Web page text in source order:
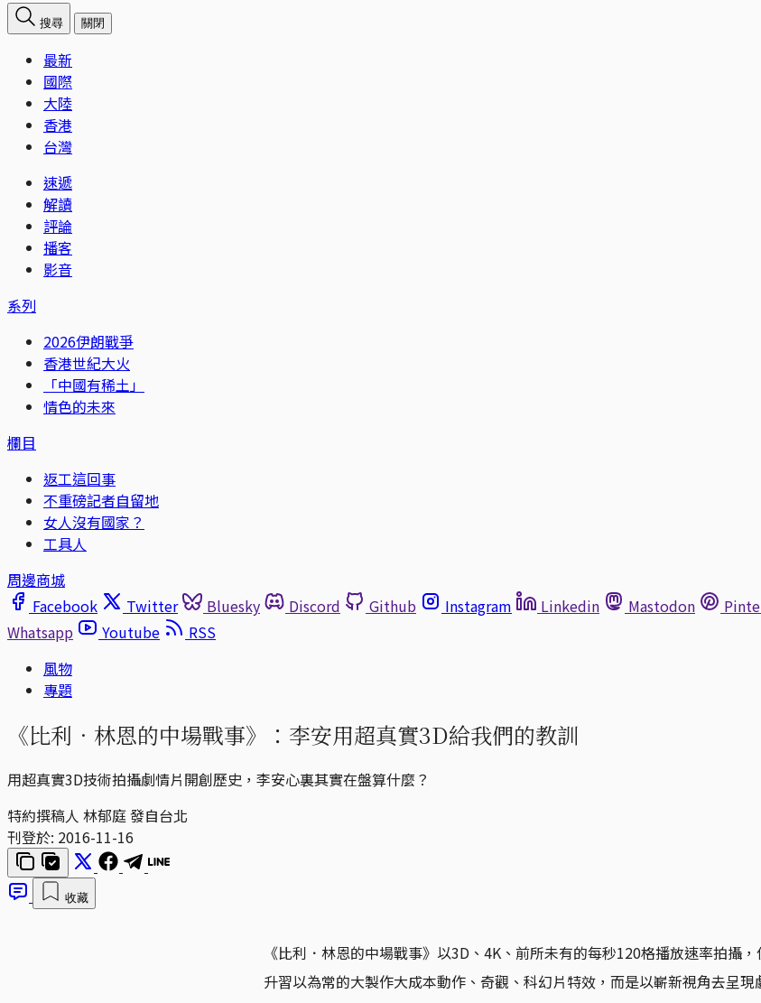
搜尋 關閉
最新
國際
大陸
香港
台灣
速遞
解讀
評論
播客
影音
系列
2026伊朗戰爭
香港世紀大火
「中國有稀土」
情色的未來
欄目
返工這回事
不重磅記者自留地
女人沒有國家？
工具人
周邊商城
Facebook
Twitter Bluesky Discord Github Instagram Linkedin Mastodon
Whatsapp
Youtube
RSS
風物
專題
《比利．林恩的中場戰事》：李安用超真實3D給我們的教訓
用超真實3D技術拍攝劇情片開創歷史，李安心裏其實在盤算什麼？
特約撰稿人 林郁庭 發自台北
刊登於: 2016-11-16
收藏
《比利．林恩的中場戰事》以3D、4K、前所未有的每秒120格播放速率拍攝
升習以為常的大製作大成本動作、奇觀、科幻片特效，而是以嶄新視角去呈現